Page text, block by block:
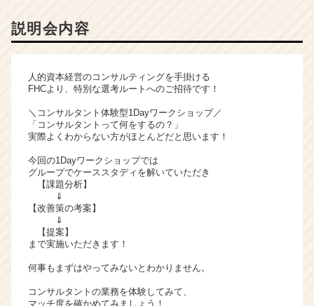
ベ
チ
ャ
ー・
成
長
業
ウ
が
届
く
説明会内容
人的資本経営のコンサルティングを手掛ける
FHCより、特別な選考ルートへのご招待です！
＼コンサルタント体験型1Dayワークショップ／
「コンサルタントって何をするの？」
実際よくわからない方がほとんどだと思います！
今回の1Dayワークショップでは
グループでケーススタディを解いていただき
【課題分析】
⇓
【改善策の考案】
⇓
【提案】
まで実施いただきます！
何事もまずはやってみないとわかりません。
コンサルタントの業務を体験してみて、
マッチ度を確かめてみましょう！